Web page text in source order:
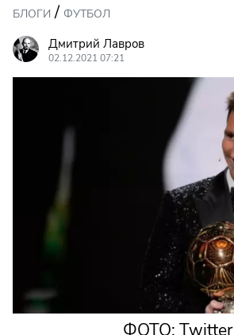
БЛОГИ / ФУТБОЛ
Дмитрий Лавров
02.12.2021 07:21
ФОТО: Twitter